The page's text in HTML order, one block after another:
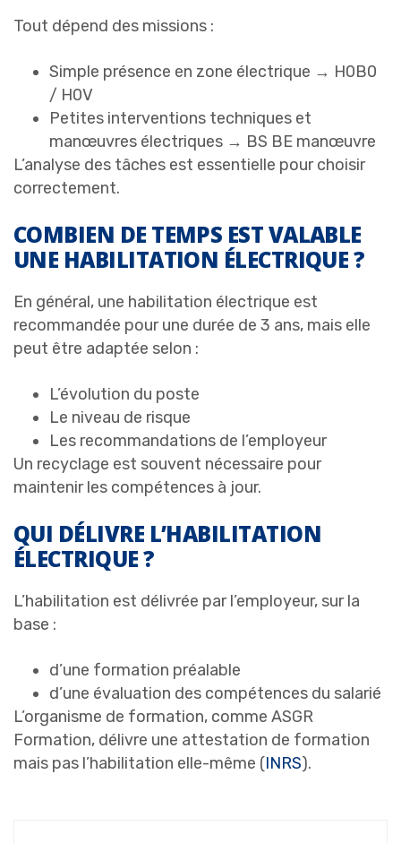
Tout dépend des missions :
Simple présence en zone électrique → H0B0
/ H0V
Petites interventions techniques et
manœuvres électriques → BS BE manœuvre
L’analyse des tâches est essentielle pour choisir
correctement.
COMBIEN DE TEMPS EST VALABLE
UNE HABILITATION ÉLECTRIQUE ?
En général, une habilitation électrique est
recommandée pour une durée de 3 ans, mais elle
peut être adaptée selon :
L’évolution du poste
Le niveau de risque
Les recommandations de l’employeur
Un recyclage est souvent nécessaire pour
maintenir les compétences à jour.
QUI DÉLIVRE L’HABILITATION
ÉLECTRIQUE ?
L’habilitation est délivrée par l’employeur, sur la
base :
d’une formation préalable
d’une évaluation des compétences du salarié
L’organisme de formation, comme ASGR
Formation, délivre une attestation de formation
mais pas l’habilitation elle-même (INRS).